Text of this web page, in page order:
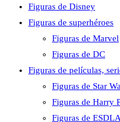
Figuras de Disney
Figuras de superhéroes
Figuras de Marvel
Figuras de DC
Figuras de películas,
Figuras de Star
Figuras de Harry
Figuras de ESDLA